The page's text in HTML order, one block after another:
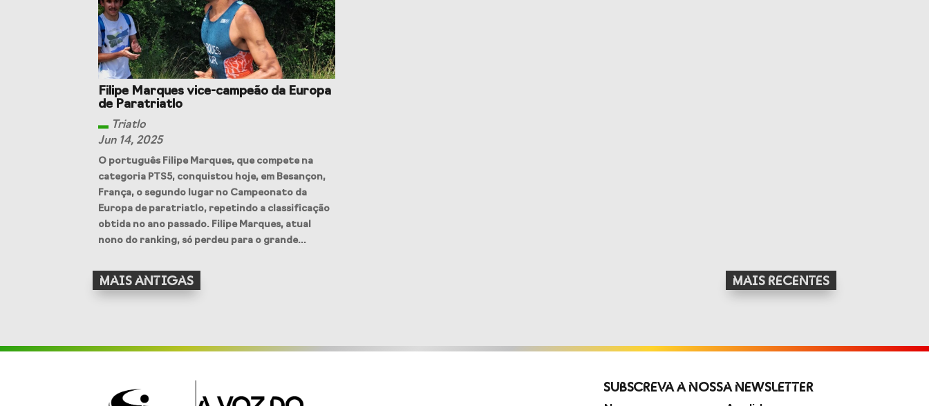
Filipe Marques vice-campeão da Europa
de Paratriatlo
Jun 14, 2025
Triatlo
O português Filipe Marques, que compete na
categoria PTS5, conquistou hoje, em Besançon,
França, o segundo lugar no Campeonato da
Europa de paratriatlo, repetindo a classificação
obtida no ano passado. Filipe Marques, atual
nono do ranking, só perdeu para o grande...
Subscreva a Nossa Newsletter